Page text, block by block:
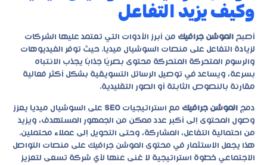
وكيف يزيد التفاعل
أصبح الموشن جرافيك من أبرز الأدوات التي تعتمد عليها الشركات
لزيادة التفاعل على منصات السوشيال ميديا. حيث توفر الفيديوهات
والرسوم المتحركة المتحركة محتوى بصريًا جذابًا يجذب الانتباه
بسرعة، ويساعد في توصيل الرسائل التسويقية بشكل أكثر فعالية
مقارنة بالنصوص الثابتة أو الصور التقليدية.
دمج الموشن جرافيك مع استراتيجيات SEO على السوشيال ميديا يعزز
وصول المحتوى إلى أكبر عدد ممكن من الجمهور المستهدف، ويزيد
من احتمالية التفاعل، المشاركة، وحتى التحويل إلى عملاء محتملين.
هذا يجعل الاستثمار في محتوى الموشن جرافيك على منصات التواصل
الاجتماعي خطوة استراتيجية لا غنى عنها لأي شركة تسعى لتعزيز